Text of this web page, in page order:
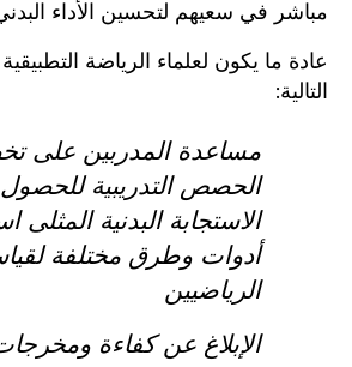
مباشر في سعيهم لتحسين الأداء
عادة ما يكون لعلماء الرياضة التطبيقية
التالية:
مساعدة المدربين على
الحصص التدريبية
الاستجابة البدنية المثلى
أدوات وطرق مختلفة
الرياضيين
الإبلاغ عن كفاءة